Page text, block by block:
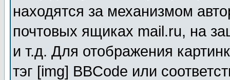
находятся за механизмом
почтовых ящиках mail.ru, на
и т.д. Для отображения
тэг [img] BBCode или